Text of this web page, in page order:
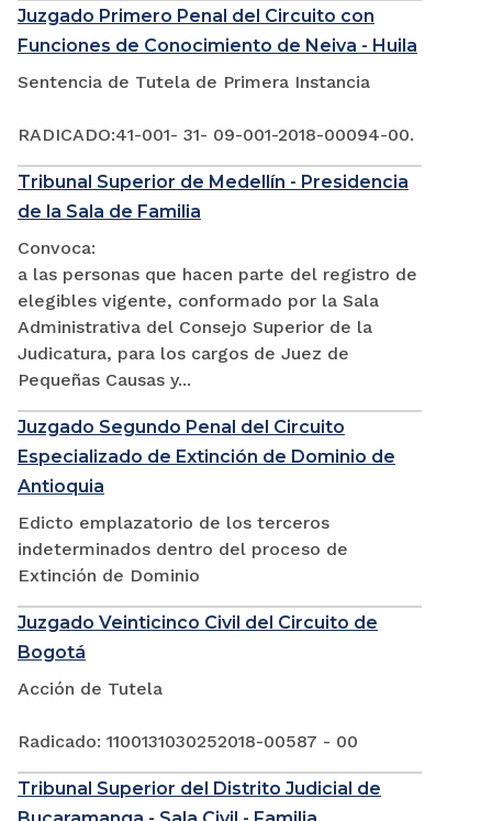
Juzgado Primero Penal del Circuito con
Funciones de Conocimiento de Neiva - Huila
Sentencia de Tutela de Primera Instancia
RADICADO:41-001- 31- 09-001-2018-00094-00.
Tribunal Superior de Medellín - Presidencia
de la Sala de Familia
Convoca:
a las personas que hacen parte del registro de
elegibles vigente, conformado por la Sala
Administrativa del Consejo Superior de la
Judicatura, para los cargos de Juez de
Pequeñas Causas y...
Juzgado Segundo Penal del Circuito
Especializado de Extinción de Dominio de
Antioquia
Edicto emplazatorio de los terceros
indeterminados dentro del proceso de
Extinción de Dominio
Juzgado Veinticinco Civil del Circuito de
Bogotá
Acción de Tutela
Radicado: 1100131030252018-00587 - 00
Tribunal Superior del Distrito Judicial de